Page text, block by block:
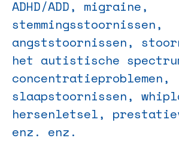
ADHD/ADD, migraine,
stemmingsstoornissen,
angststoornissen,
het autistische
concentratieproblemen,
slaapstoornissen,
hersenletsel,
enz. enz.